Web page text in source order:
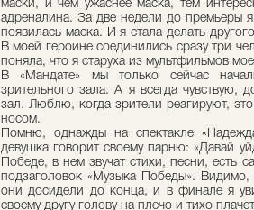
маски, и чем ужаснее маска, тем
адреналина. За две недели до премьеры
появилась маска. И я стала делать
В моей героине соединились сразу три
поняла, что я старуха из мультфильмов
В «Мандате» мы только сейчас
зрительного зала. А я всегда чувствую,
зал. Люблю, когда зрители реагируют,
носом.
Помню, однажды на спектакле
девушка говорит своему парню: «Давай
Победе, в нем звучат стихи, песни, есть
подзаголовок «Музыка Победы».
они досидели до конца, и в финале я
своему другу голову на плечо и тихо